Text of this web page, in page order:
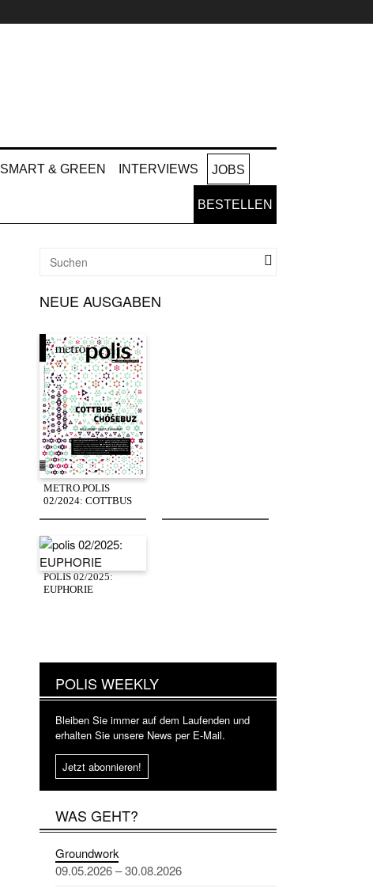
SMART & GREEN INTERVIEWS JOBS
BESTELLEN
NEUE AUSGABEN
METRO.POLIS
02/2024: COTTBUS
POLIS 02/2025:
EUPHORIE
POLIS WEEKLY
Bleiben Sie immer auf dem Laufenden und
erhalten Sie unsere News per E-Mail.
Jetzt abonnieren!
WAS GEHT?
Groundwork
09.05.2026 – 30.08.2026